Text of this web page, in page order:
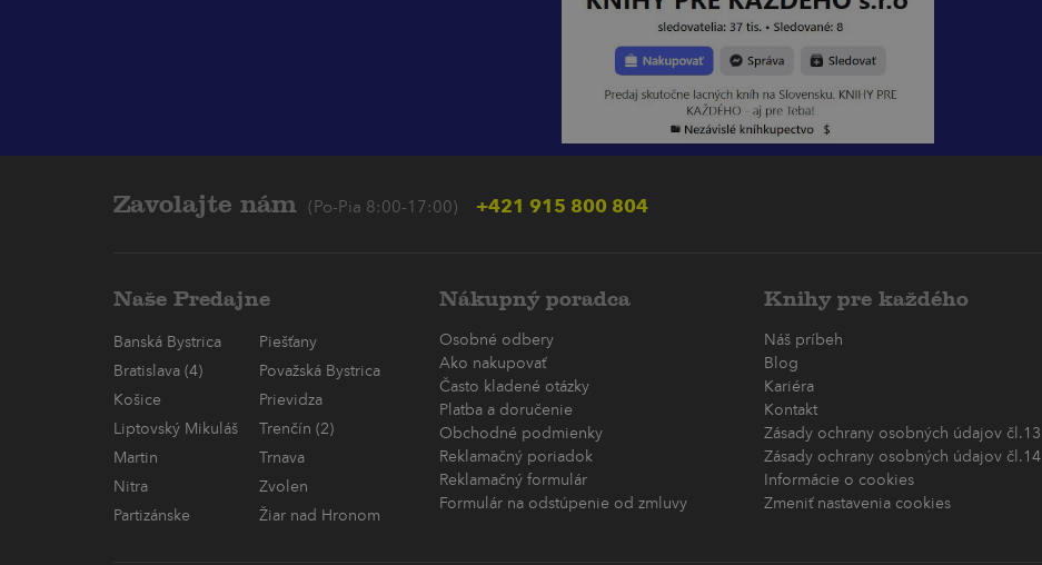
Zavolajte nám (Po-Pia 8:00-17:00) +421 915 800 804
Naše Predajne
Banská Bystrica
Piešťany
Bratislava (4)
Považská Bystrica
Košice
Prievidza
Liptovský Mikuláš
Trenčín (2)
Martin
Trnava
Nitra
Zvolen
Partizánske
Žiar nad Hronom
Nákupný poradca
Osobné odbery
Ako nakupovať
Často kladené otázky
Platba a doručenie
Obchodné podmienky
Reklamačný poriadok
Reklamačný formulár
Formulár na odstúpenie od zmluvy
Knihy pre každého
Náš príbeh
Blog
Kariéra
Kontakt
Zásady ochrany osobných údajov čl.13
Zásady ochrany osobných údajov čl.14
Informácie o cookies
Zmeniť nastavenia cookies